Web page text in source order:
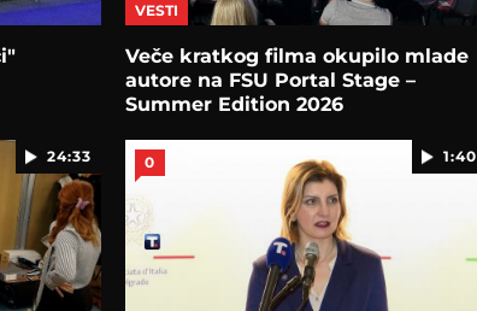
VESTI
Veče kratkog filma okupilo mlade
autore na FSU Portal Stage –
Summer Edition 2026
24:33 1:40
0